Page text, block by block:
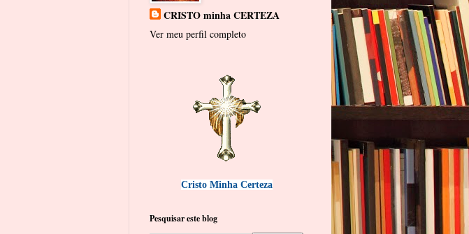
CRISTO minha CERTEZA
Ver meu perfil completo
Cristo Minha Certeza
Pesquisar este blog